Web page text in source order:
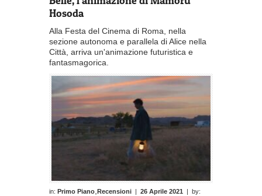
Hosoda
Alla Festa del Cinema di Roma, nella
sezione autonoma e parallela di Alice nella
Città, arriva un'animazione futuristica e
fantasmagorica.
in: Primo Piano Recensioni | 26 Aprile 2021 | by: